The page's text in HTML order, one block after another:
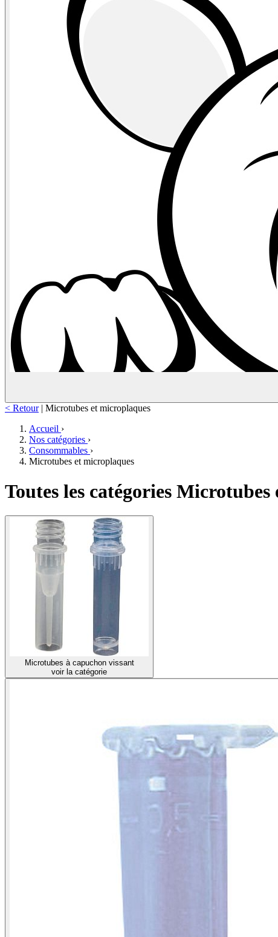
< Retour | Microtubes et microplaques
Accueil ›
Nos catégories ›
Consommables ›
Microtubes et microplaques
Toutes les catégories
Microtubes à capuchon vissant
voir la catégorie